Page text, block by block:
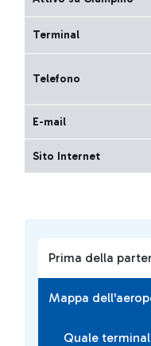
Prima della
Mappa
Quale terminal
Terminal
Telefono
E-mail
Sito Internet